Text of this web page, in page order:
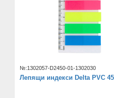
№:1302057-D2450-01-1302030
Лепящи индекси Delta PVC